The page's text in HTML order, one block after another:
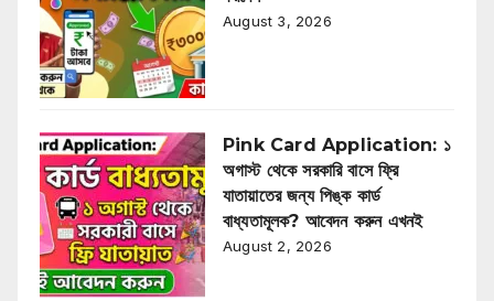
August 3, 2026
Pink Card Application: ১
অগাস্ট থেকে সরকারি বাসে ফ্রি
যাতায়াতের জন্য পিঙ্ক কার্ড
বাধ্যতামূলক? আবেদন করুন এখনই
August 2, 2026